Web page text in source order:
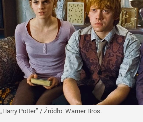
„Harry Potter” / Źródło: Warner Bros.